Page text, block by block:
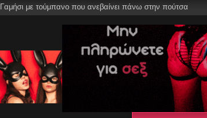
Γαμήσι με τούμπανο που ανεβαίνει πάνω στην πούτσα